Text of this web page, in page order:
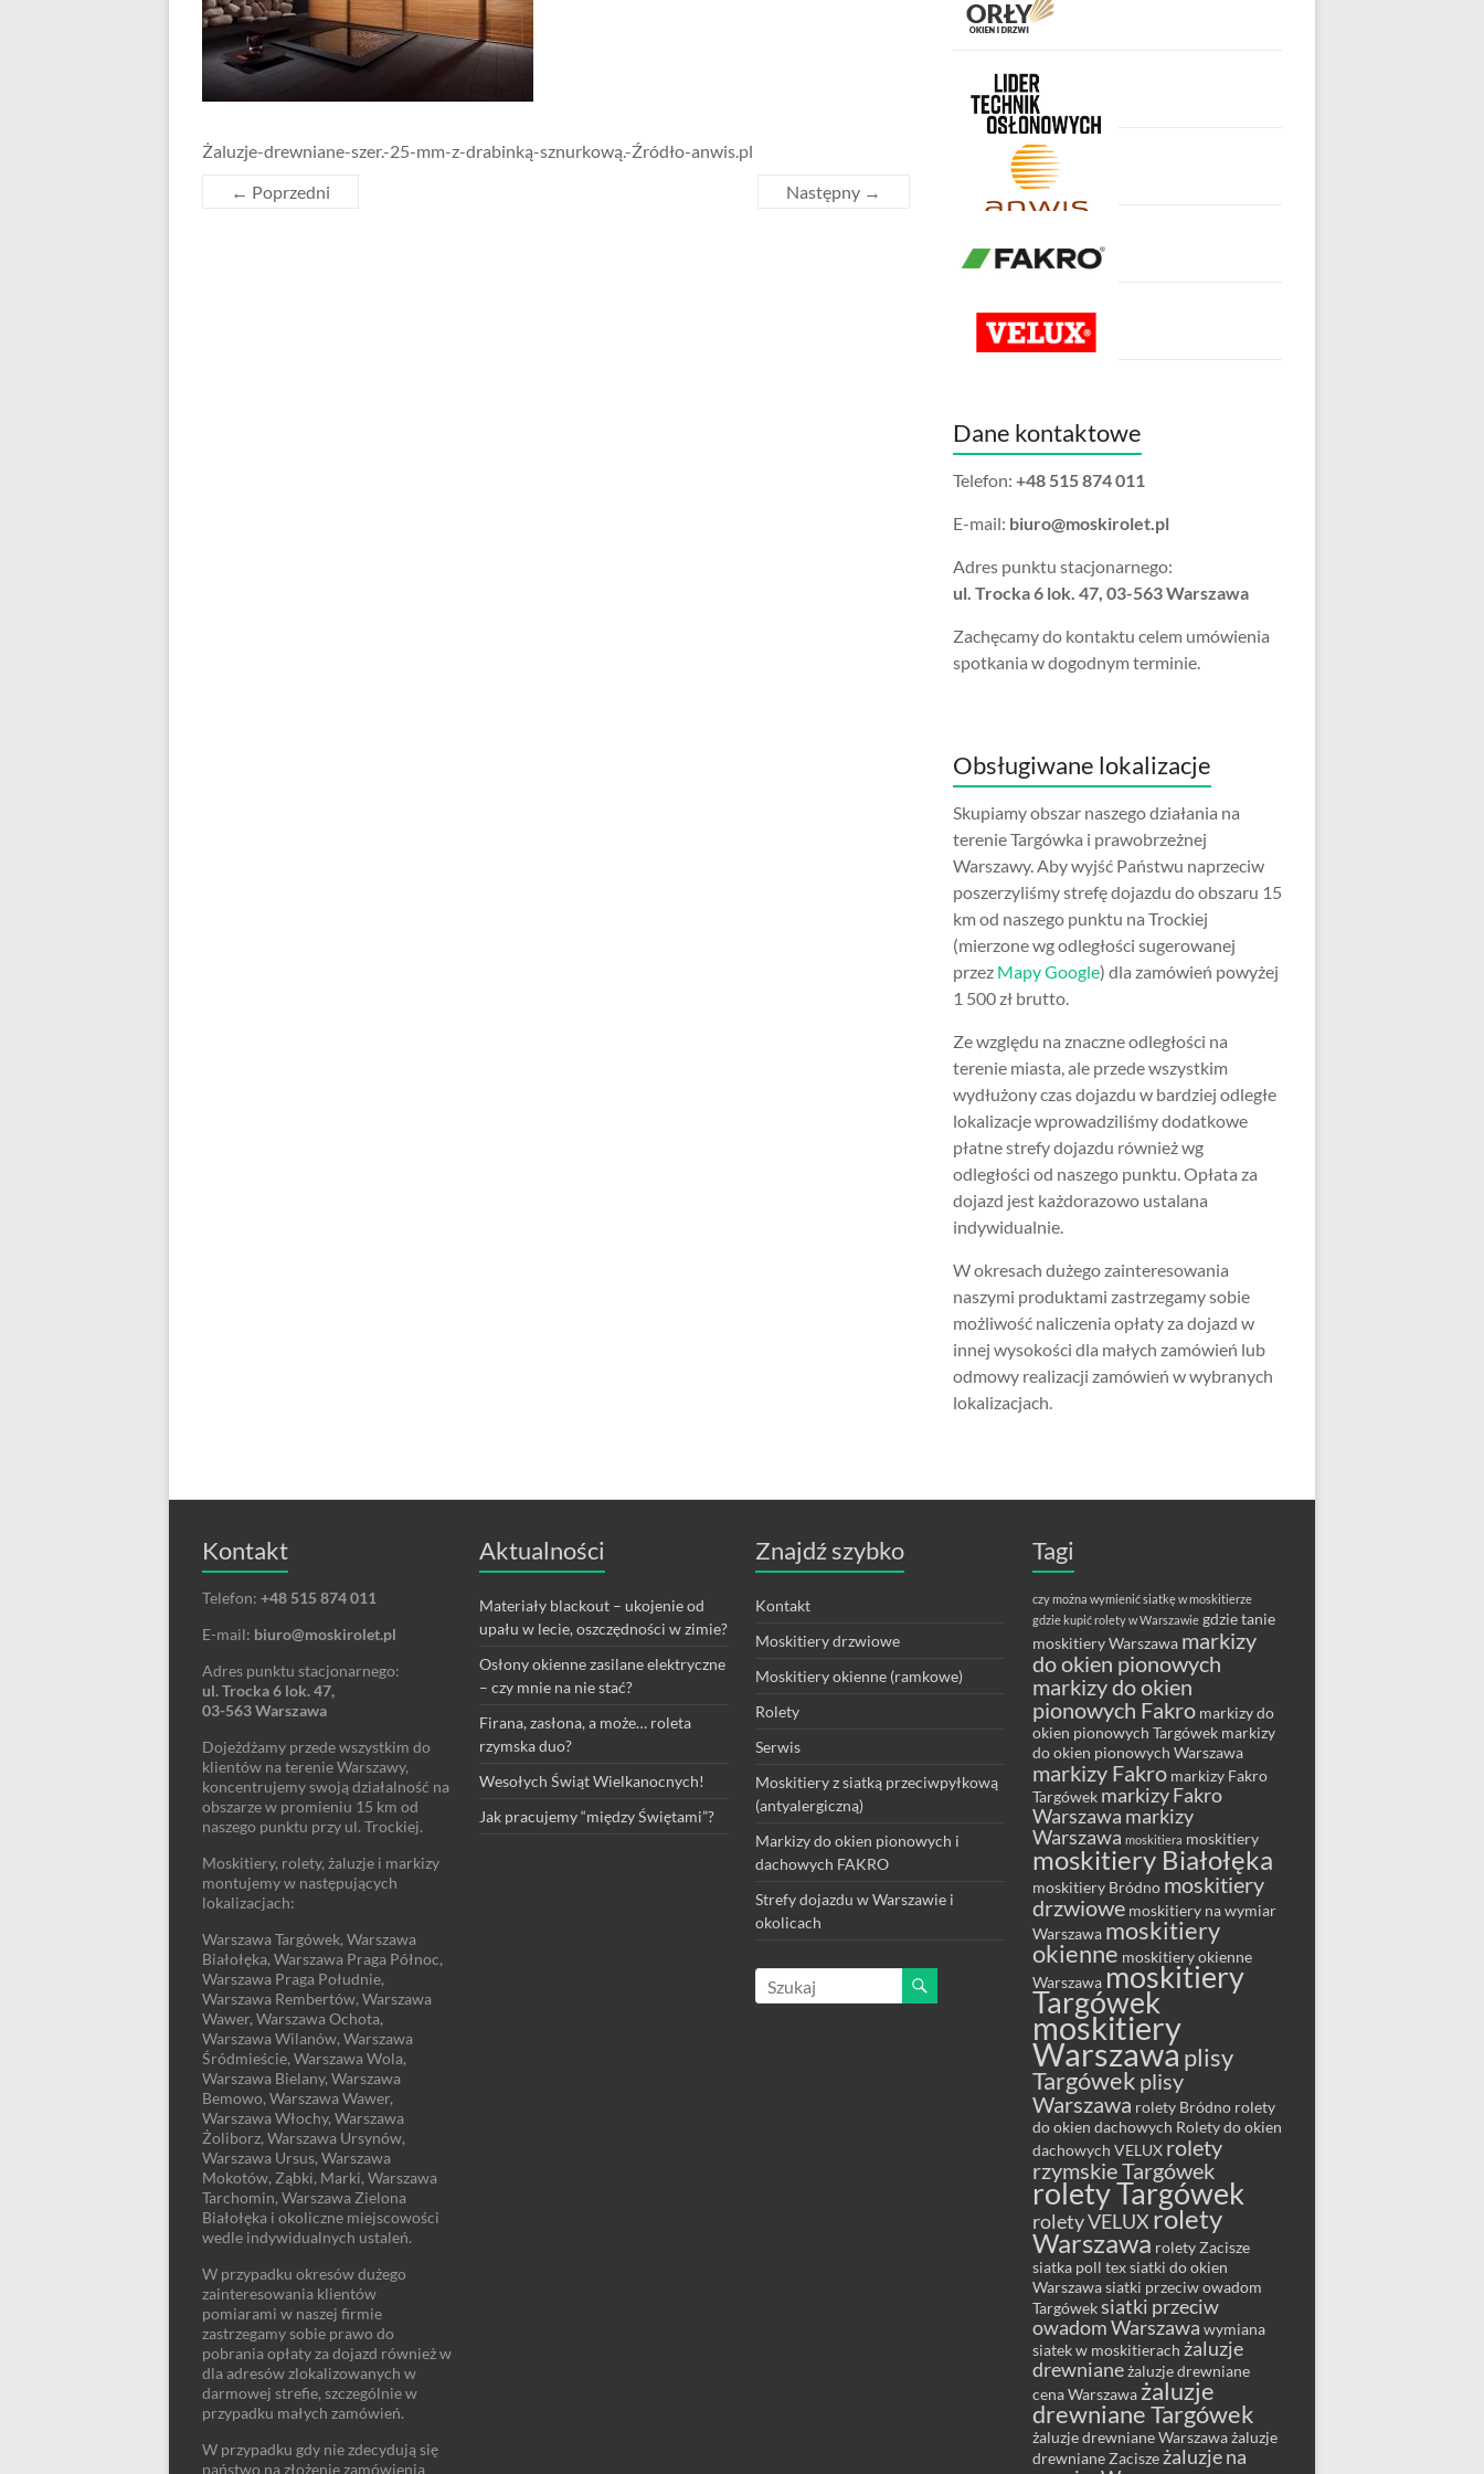
Żaluzje-drewniane-szer.-25-mm-z-drabinką-sznurkową.-Źródło-anwis.pl
← Poprzedni
Następny →
Dane kontaktowe
Telefon: +48 515 874 011
E-mail: biuro@moskirolet.pl
Adres punktu stacjonarnego:
ul. Trocka 6 lok. 47, 03-563 Warszawa
Zachęcamy do kontaktu celem umówienia
spotkania w dogodnym terminie.
Obsługiwane lokalizacje
Skupiamy obszar naszego działania na
terenie Targówka i prawobrzeżnej
Warszawy. Aby wyjść Państwu naprzeciw
poszerzyliśmy strefę dojazdu do obszaru 15
km od naszego punktu na Trockiej
(mierzone wg odległości sugerowanej
przez Mapy Google) dla zamówień powyżej
1 500 zł brutto.
Ze względu na znaczne odległości na
terenie miasta, ale przede wszystkim
wydłużony czas dojazdu w bardziej odległe
lokalizacje wprowadziliśmy dodatkowe
płatne strefy dojazdu również wg
odległości od naszego punktu. Opłata za
dojazd jest każdorazowo ustalana
indywidualnie.
W okresach dużego zainteresowania
naszymi produktami zastrzegamy sobie
możliwość naliczenia opłaty za dojazd w
innej wysokości dla małych zamówień lub
odmowy realizacji zamówień w wybranych
lokalizacjach.
Kontakt
Telefon: +48 515 874 011
E-mail: biuro@moskirolet.pl
Adres punktu stacjonarnego:
ul. Trocka 6 lok. 47,
03-563 Warszawa
Dojeżdżamy przede wszystkim do
klientów na terenie Warszawy,
koncentrujemy swoją działalność na
obszarze w promieniu 15 km od
naszego punktu przy ul. Trockiej.
Moskitiery, rolety, żaluzje i markizy
montujemy w następujących
lokalizacjach:
Warszawa Targówek, Warszawa
Białołęka, Warszawa Praga Północ,
Warszawa Praga Południe,
Warszawa Rembertów, Warszawa
Wawer, Warszawa Ochota,
Warszawa Wilanów, Warszawa
Śródmieście, Warszawa Wola,
Warszawa Bielany, Warszawa
Bemowo, Warszawa Wawer,
Warszawa Włochy, Warszawa
Żoliborz, Warszawa Ursynów,
Warszawa Ursus, Warszawa
Mokotów, Ząbki, Marki, Warszawa
Tarchomin, Warszawa Zielona
Białołęka i okoliczne miejscowości
wedle indywidualnych ustaleń.
W przypadku okresów dużego
zainteresowania klientów
pomiarami w naszej firmie
zastrzegamy sobie prawo do
pobrania opłaty za dojazd również w
dla adresów zlokalizowanych w
darmowej strefie, szczególnie w
przypadku małych zamówień.
W przypadku gdy nie zdecydują się
państwo na złożenie zamówienia
Aktualności
Materiały blackout – ukojenie od
upału w lecie, oszczędności w zimie?
Osłony okienne zasilane elektryczne
– czy mnie na nie stać?
Firana, zasłona, a może… roleta
rzymska duo?
Wesołych Świąt Wielkanocnych!
Jak pracujemy “między Świętami”?
Znajdź szybko
Kontakt
Moskitiery drzwiowe
Moskitiery okienne (ramkowe)
Rolety
Serwis
Moskitiery z siatką przeciwpyłkową
(antyalergiczną)
Markizy do okien pionowych i
dachowych FAKRO
Strefy dojazdu w Warszawie i
okolicach
Tagi
czy można wymienić siatkę w moskitierze
gdzie kupić rolety w Warszawie gdzie tanie
moskitiery Warszawa markizy
do okien pionowych
markizy do okien
pionowych Fakro markizy do
okien pionowych Targówek markizy
do okien pionowych Warszawa
markizy Fakro markizy Fakro
Targówek markizy Fakro
Warszawa markizy
Warszawa moskitiera moskitiery
moskitiery Białołęka
moskitiery Bródno moskitiery
drzwiowe moskitiery na wymiar
Warszawa moskitiery
okienne moskitiery okienne
Warszawa moskitiery
Targówek
moskitiery
Warszawa plisy
Targówek plisy
Warszawa rolety Bródno rolety
do okien dachowych Rolety do okien
dachowych VELUX rolety
rzymskie Targówek
rolety Targówek
rolety VELUX rolety
Warszawa rolety Zacisze
siatka poll tex siatki do okien
Warszawa siatki przeciw owadom
Targówek siatki przeciw
owadom Warszawa wymiana
siatek w moskitierach żaluzje
drewniane żaluzje drewniane
cena Warszawa żaluzje
drewniane Targówek
żaluzje drewniane Warszawa żaluzje
drewniane Zacisze żaluzje na